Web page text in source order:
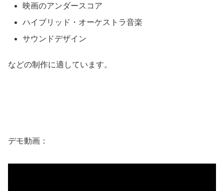
映画のアンダースコア
ハイブリッド・オーケストラ音楽
サウンドデザイン
などの制作に適しています。
デモ動画：